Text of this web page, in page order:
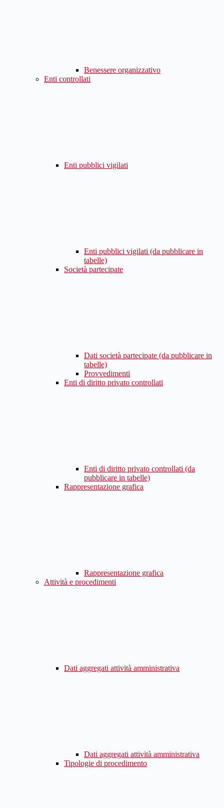
Benessere organizzativo
Enti controllati
Enti pubblici vigilati
Enti pubblici vigilati (da pubblicare in
tabelle)
Società partecipate
Dati società partecipate (da pubblicare in
tabelle)
Provvedimenti
Enti di diritto privato controllati
Enti di diritto privato controllati (da
pubblicare in tabelle)
Rappresentazione grafica
Rappresentazione grafica
Attività e procedimenti
Dati aggregati attività amministrativa
Dati aggregati attività amministrativa
Tipologie di procedimento